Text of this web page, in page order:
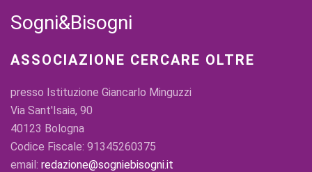
Sogni&Bisogni
ASSOCIAZIONE CERCARE OLTRE
presso Istituzione Giancarlo Minguzzi
Via Sant'Isaia, 90
40123 Bologna
Codice Fiscale: 91345260375
email: redazione@sogniebisogni.it